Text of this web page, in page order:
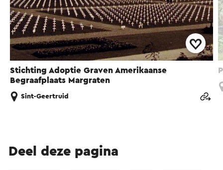
Stichting Adoptie Graven Amerikaanse
Begraafplaats Margraten
Sint-Geertruid
Deel deze pagina